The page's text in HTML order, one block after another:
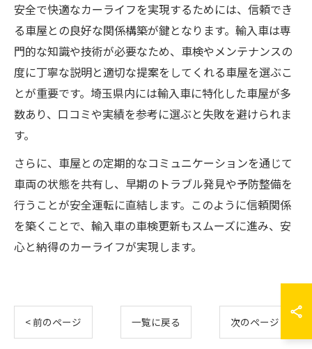
安全で快適なカーライフを実現するためには、信頼でき
る車屋との良好な関係構築が鍵となります。輸入車は専
門的な知識や技術が必要なため、車検やメンテナンスの
度に丁寧な説明と適切な提案をしてくれる車屋を選ぶこ
とが重要です。埼玉県内には輸入車に特化した車屋が多
数あり、口コミや実績を参考に選ぶと失敗を避けられま
す。
さらに、車屋との定期的なコミュニケーションを通じて
車両の状態を共有し、早期のトラブル発見や予防整備を
行うことが安全運転に直結します。このように信頼関係
を築くことで、輸入車の車検更新もスムーズに進み、安
心と納得のカーライフが実現します。
< 前のページ 一覧に戻る 次のページ >